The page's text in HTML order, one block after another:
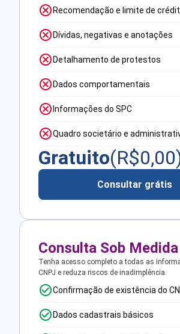
Recomendação e limite de
Dívidas, negativas e anotações
Detalhamento de protestos
Dados comportamentais
Informações do SPC
Quadro societário e
Gratuito(R$0,00
Consultar grátis
Consulta Sob Medida
Tenha acesso completo a todas as
CNPJ e reduza riscos de inadimplência.
Confirmação de existência do
Dados cadastrais básicos